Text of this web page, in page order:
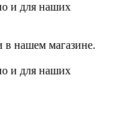
и для наших
в нашем магазине.
и для наших